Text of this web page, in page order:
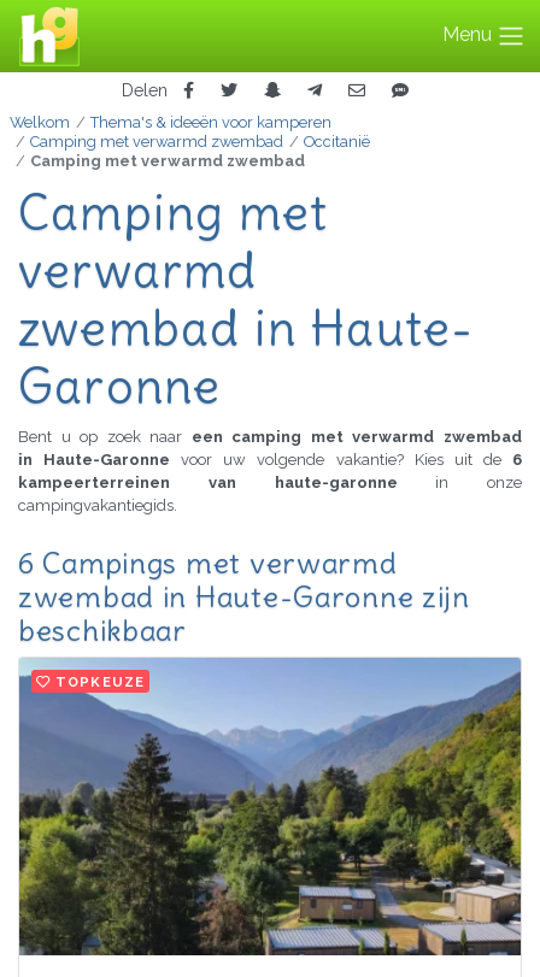
Menu
Delen
Welkom
Thema's & ideeën voor kamperen
Camping met verwarmd zwembad
Occitanië
Camping met verwarmd zwembad
Camping met
verwarmd
zwembad in Haute-
Garonne
Bent u op zoek naar een camping met verwarmd zwembad
in Haute-Garonnevoor uw volgende vakantie? Kies uit de 6
kampeerterreinen van haute-garonne in onze
campingvakantiegids.
6 Campings met verwarmd
zwembad in Haute-Garonne zijn
beschikbaar
TOPKEUZE